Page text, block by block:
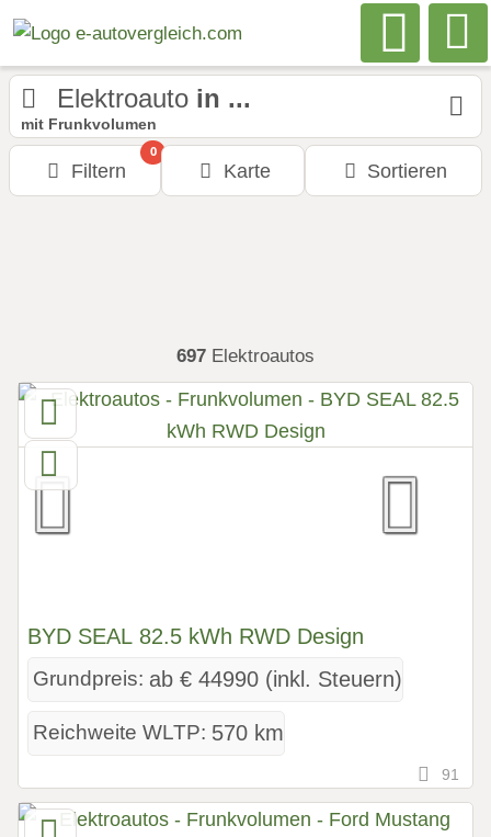
Elektroauto in ...
mit Frunkvolumen
Filtern
0
Karte Sortieren
697 Elektroautos
BYD SEAL 82.5 kWh RWD Design
Grundpreis: ab € 44990 (inkl. Steuern)
Reichweite WLTP: 570 km
91